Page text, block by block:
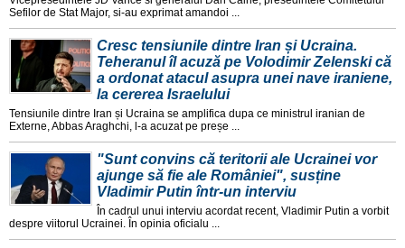
Sefilor de Stat Major, si-au exprimat amandoi ...
Cresc tensiunile dintre Iran și Ucraina.
Teheranul îl acuză pe Volodimir Zelenski că
a ordonat atacul asupra unei nave iraniene,
la cererea Israelului
Tensiunile dintre Iran și Ucraina se amplifica dupa ce ministrul iranian de
Externe, Abbas Araghchi, l-a acuzat pe preșe ...
"Sunt convins că teritorii ale Ucrainei vor
ajunge să fie ale României", susține
Vladimir Putin într-un interviu
În cadrul unui interviu acordat recent, Vladimir Putin a vorbit
despre viitorul Ucrainei. În opinia oficialu ...